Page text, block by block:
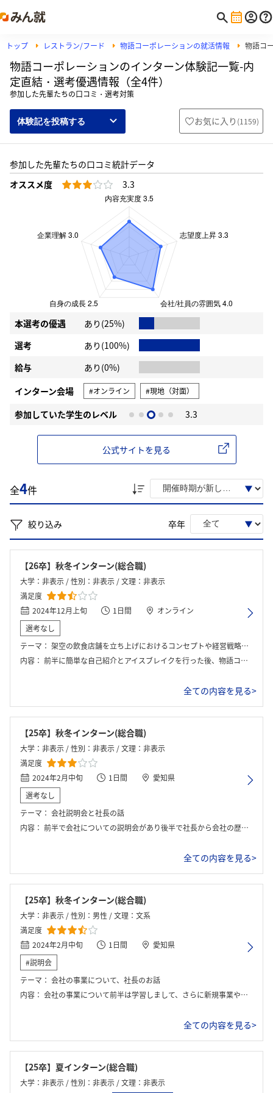
トップ レストラン/フード 物語コーポレーションの就活情報 物語コ
物語コーポレーションのインターン体験記一覧-内
定直結・選考優遇情報（全4件）
参加した先輩たちの口コミ・選考対策
体験記を投稿する お気に入り (1159)
参加した先輩たちの口コミ統計データ
オススメ度
3.3
本選考の優遇
あり(25%)
選考
あり(100%)
給与
あり(0%)
インターン会場
#オンライン #現地（対面）
参加していた学生のレベル 3.3
公式サイトを見る
全4件
絞り込み 卒年
【26卒】秋冬インターン(総合職)
大学：非表示 / 性別：非表示 / 文理：非表示
満足度
2024年12月上旬
1日間
オンライン
選考なし
テーマ： 架空の飲食店舗を立ち上げにおけるコンセプトや経営戦略を企画・提案
内容： 前半に簡単な自己紹介とアイスブレイクを行った後、物語コーポレーションの企業概要や業界の最新トレンドに関する講義がありました。その後少人数のチームに分かれて、新業態の飲食店を構想し、ターゲット層や収益モデルを考慮した企画を練り、最後にグループごとのプレゼンをしました。
全ての内容を見る>
【25卒】秋冬インターン(総合職)
大学：非表示 / 性別：非表示 / 文理：非表示
満足度
2024年2月中旬
1日間
愛知県
選考なし
テーマ： 会社説明会と社長の話
内容： 前半で会社についての説明会があり後半で社長から会社の歴史などを聞いた。
全ての内容を見る>
【25卒】秋冬インターン(総合職)
大学：非表示 / 性別：男性 / 文理：文系
満足度
2024年2月中旬
1日間
愛知県
#説明会
テーマ： 会社の事業について、社長のお話
内容： 会社の事業について前半は学習しまして、さらに新規事業や会社の方針について知りました。そして、後半は社長の話として、社長の生い立ちや会社にはいってどのように働いたかを聞きました。
全ての内容を見る>
【25卒】夏インターン(総合職)
大学：非表示 / 性別：非表示 / 文理：非表示